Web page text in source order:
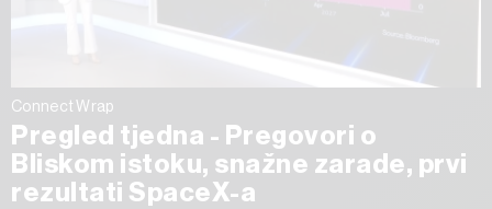
Connect Wrap
Pregled tjedna - Pregovori o
Bliskom istoku, snažne zarade, prvi
rezultati SpaceX-a